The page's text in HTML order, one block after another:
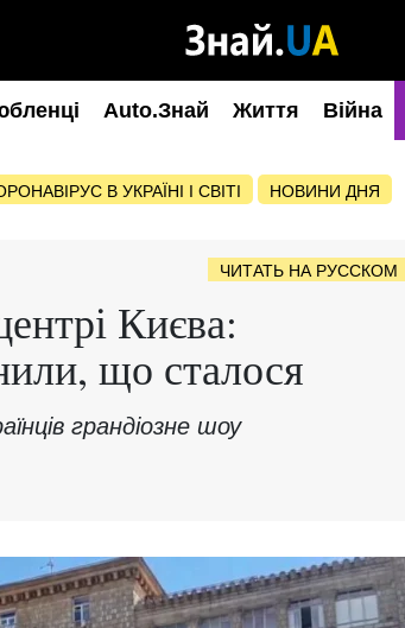
Auto.Знай Життя Війна
В УКРАЇНІ І СВІТІ НОВИНИ ДНЯ
ЧИТАТЬ НА РУССКОМ
Києва:
що сталося
грандіозне шоу